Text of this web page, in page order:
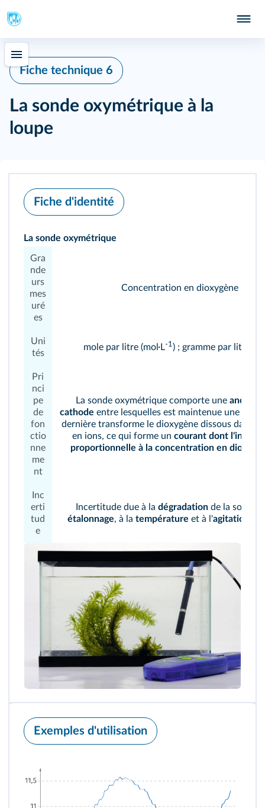
Fiche technique 6
La sonde oxymétrique à la
loupe
Fiche d'identité
La sonde oxymétrique
Gra
nde
urs
mes
uré
es
Concentration en dioxygène
Uni
tés
mole par litre (mol·L-1 ) ; gramme par litre
Pri
nci
pe
de
fon
ctio
nne
me
nt
La sonde oxymétrique comporte une anode
cathode entre lesquelles est maintenue une
dernière transforme le dioxygène dissous dans
en ions, ce qui forme un courant dont
proportionnelle à la concentration en
Inc
erti
tud
e
Incertitude due à la dégradation de la sonde,
étalonnage, à la température et à l'agitation du
Exemples d'utilisation